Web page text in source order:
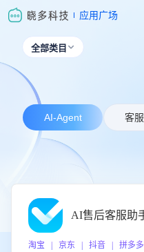
应用广场
全部类目 
AI-Agent 客
AI售后客服助
淘宝 | 京东 | 抖音 | 拼多多